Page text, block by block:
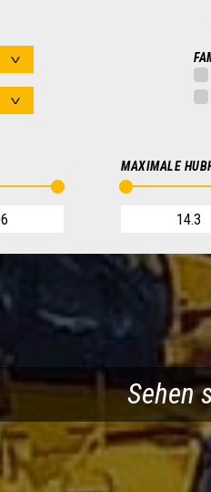
Teleskoplader für
Umbaumaßnahmen,
SUCHEN SIE IHRE
DREHBARE TELESKOPLADER
BROSCHÜRE
MAXIMALE
Sehen